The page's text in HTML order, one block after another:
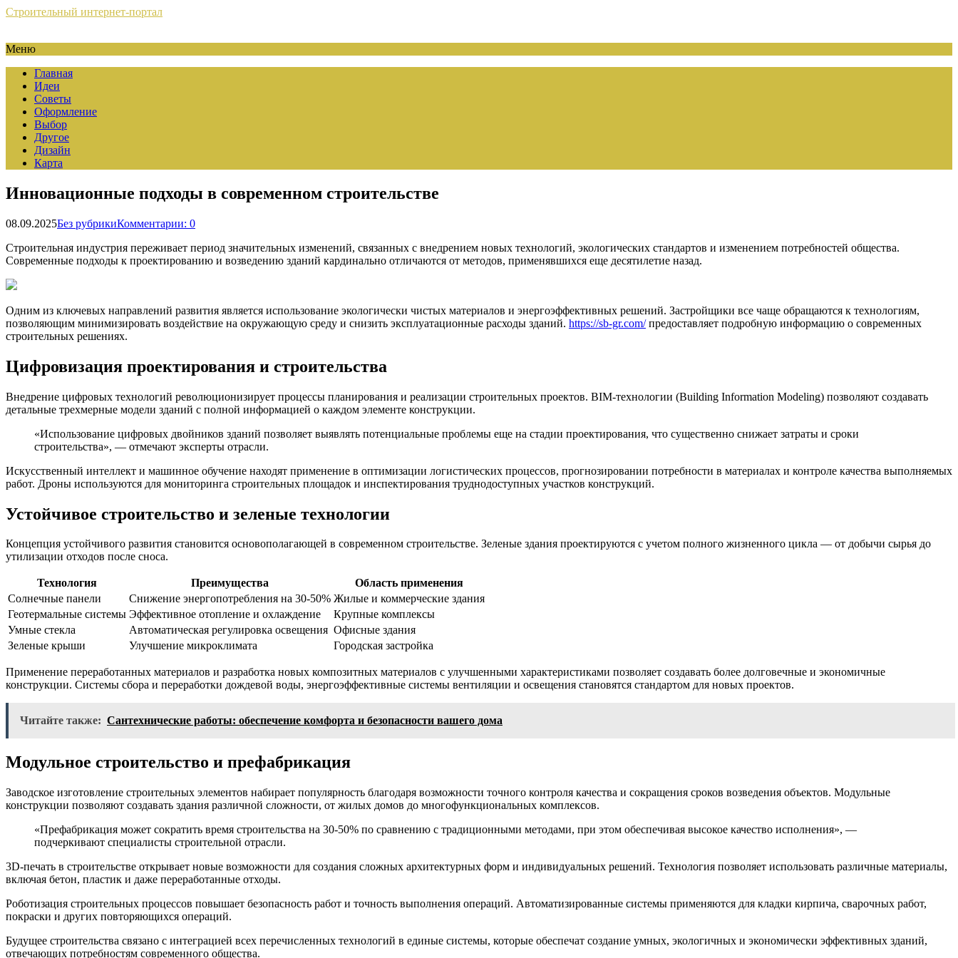
Строительный интернет-портал
Меню
Главная
Идеи
Советы
Оформление
Выбор
Другое
Дизайн
Карта
Инновационные подходы в современном строительстве
08.09.2025Без рубрикиКомментарии: 0
Строительная индустрия переживает период значительных изменений, связанных с внедрением новых технологий, экологических стандартов и изменением потребностей общества.
Современные подходы к проектированию и возведению зданий кардинально отличаются от методов, применявшихся еще десятилетие назад.
Одним из ключевых направлений развития является использование экологически чистых материалов и энергоэффективных решений. Застройщики все чаще обращаются к технологиям,
позволяющим минимизировать воздействие на окружающую среду и снизить эксплуатационные расходы зданий. https://sb-gr.com/предоставляет подробную информацию о современных
строительных решениях.
Цифровизация проектирования и строительства
Внедрение цифровых технологий революционизирует процессы планирования и реализации строительных проектов. BIM-технологии (Building Information Modeling) позволяют создавать
детальные трехмерные модели зданий с полной информацией о каждом элементе конструкции.
«Использование цифровых двойников зданий позволяет выявлять потенциальные проблемы еще на стадии проектирования, что существенно снижает затраты и сроки
строительства», — отмечают эксперты отрасли.
Искусственный интеллект и машинное обучение находят применение в оптимизации логистических процессов, прогнозировании потребности в материалах и контроле качества выполняемых
работ. Дроны используются для мониторинга строительных площадок и инспектирования труднодоступных участков конструкций.
Устойчивое строительство и зеленые технологии
Концепция устойчивого развития становится основополагающей в современном строительстве. Зеленые здания проектируются с учетом полного жизненного цикла — от добычи сырья до
утилизации отходов после сноса.
Технология Преимущества
Область применения
Солнечные панели
Снижение энергопотребления на 30-50% Жилые и коммерческие здания
Геотермальные системы Эффективное отопление и охлаждение
Крупные комплексы
Умные стекла
Автоматическая регулировка освещения Офисные здания
Зеленые крыши
Улучшение микроклимата Городская застройка
Применение переработанных материалов и разработка новых композитных материалов с улучшенными характеристиками позволяет создавать более долговечные и экономичные
конструкции. Системы сбора и переработки дождевой воды, энергоэффективные системы вентиляции и освещения становятся стандартом для новых проектов.
Читайте также: Сантехнические работы: обеспечение комфорта и безопасности вашего дома
Модульное строительство и префабрикация
Заводское изготовление строительных элементов набирает популярность благодаря возможности точного контроля качества и сокращения сроков возведения объектов. Модульные
конструкции позволяют создавать здания различной сложности, от жилых домов до многофункциональных комплексов.
«Префабрикация может сократить время строительства на 30-50% по сравнению с традиционными методами, при этом обеспечивая высокое качество исполнения», —
подчеркивают специалисты строительной отрасли.
3D-печать в строительстве открывает новые возможности для создания сложных архитектурных форм и индивидуальных решений. Технология позволяет использовать различные материалы,
включая бетон, пластик и даже переработанные отходы.
Роботизация строительных процессов повышает безопасность работ и точность выполнения операций. Автоматизированные системы применяются для кладки кирпича, сварочных работ,
покраски и других повторяющихся операций.
Будущее строительства связано с интеграцией всех перечисленных технологий в единые системы, которые обеспечат создание умных, экологичных и экономически эффективных зданий,
отвечающих потребностям современного общества.